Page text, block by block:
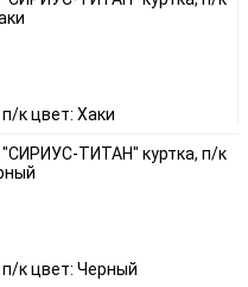
к цвет: Хаки
к цвет: Черный